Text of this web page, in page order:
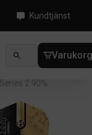
Kundtjänst
NYHETER
2 90%